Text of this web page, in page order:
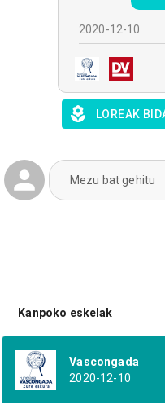
2020-12-10
LOREAK
Mezu bat gehitu
Kanpoko eskelak
Vascongada
2020-12-10